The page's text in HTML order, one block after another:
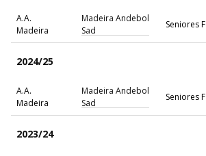
A.A.
Madeira
Madeira Andebol
Sad
Seniores F
2024/25
A.A.
Madeira
Madeira Andebol
Sad
Seniores F
2023/24